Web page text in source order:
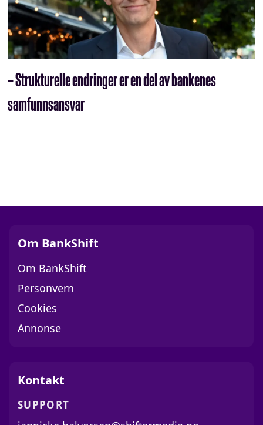
– Strukturelle endringer er en del av bankenes
samfunnsansvar
Om BankShift
Om BankShift
Personvern
Cookies
Annonse
Kontakt
SUPPORT